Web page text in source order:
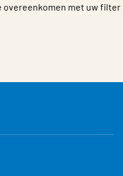
overeenkomen met uw filter